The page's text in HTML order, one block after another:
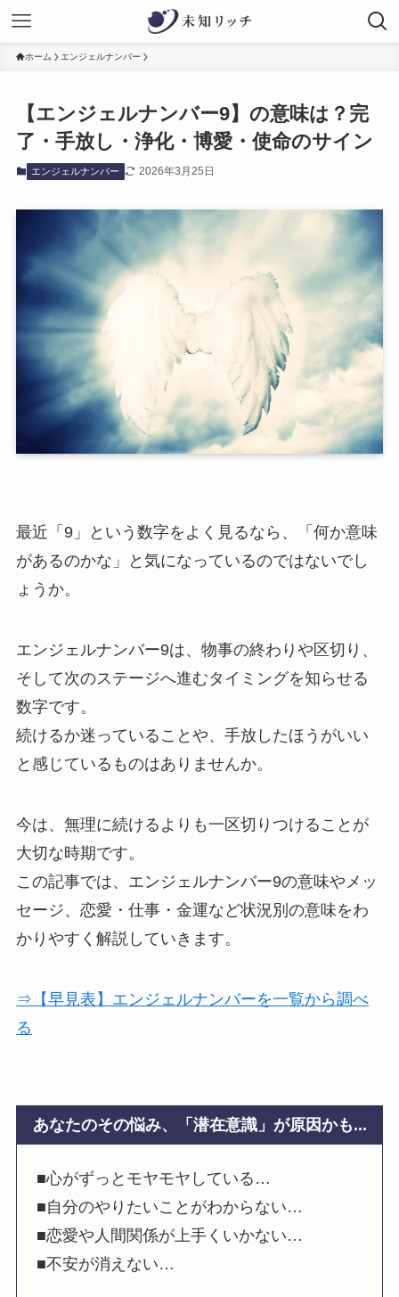
ホーム エンジェルナンバー
【エンジェルナンバー9】の意味は？完
了・手放し・浄化・博愛・使命のサイン
エンジェルナンバー 2026年3月25日
最近「9」という数字をよく見るなら、「何か意味
があるのかな」と気になっているのではないでし
ょうか。
エンジェルナンバー9は、物事の終わりや区切り、
そして次のステージへ進むタイミングを知らせる
数字です。
続けるか迷っていることや、手放したほうがいい
と感じているものはありませんか。
今は、無理に続けるよりも一区切りつけることが
大切な時期です。
この記事では、エンジェルナンバー9の意味やメッ
セージ、恋愛・仕事・金運など状況別の意味をわ
かりやすく解説していきます。
⇒【早見表】エンジェルナンバーを一覧から調べ
る
あなたのその悩み、「潜在意識」が原因かも...
■心がずっとモヤモヤしている…
■自分のやりたいことがわからない…
■恋愛や人間関係が上手くいかない…
■不安が消えない…